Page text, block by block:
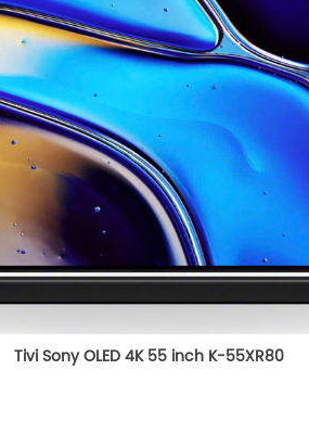
Tivi Sony OLED 4K 55 inch K-55XR80